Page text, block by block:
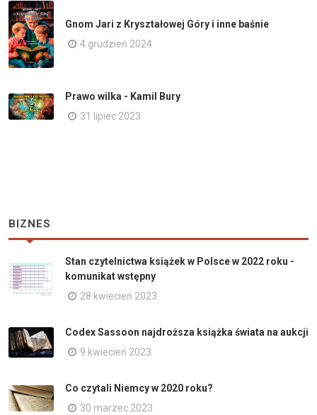
Gnom Jari z Kryształowej Góry i inne baśnie
4 grudzień 2024
Prawo wilka - Kamil Bury
31 lipiec 2023
BIZNES
Stan czytelnictwa książek w Polsce w 2022 roku -
komunikat wstępny
28 kwiecień 2023
Codex Sassoon najdroższa książka świata na aukcji
9 kwiecień 2023
Co czytali Niemcy w 2020 roku?
30 marzec 2023